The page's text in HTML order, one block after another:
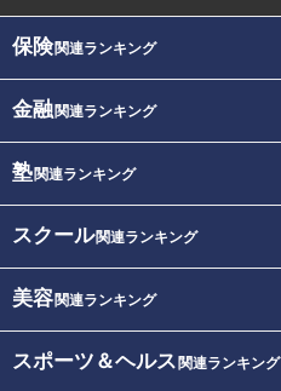
保険関連ランキング
金融関連ランキング
塾関連ランキング
スクール関連ランキング
美容関連ランキング
スポーツ＆ヘルス 関連ランキング